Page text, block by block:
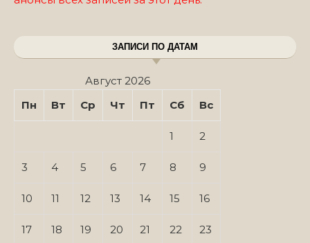
ЗАПИСИ ПО ДАТАМ
Август 2026
Пн
Вт Ср Чт Пт Сб Вс
1 2
3 4 5 6 7 8 9
10 11 12 13 14 15 16
17 18 19 20 21 22 23